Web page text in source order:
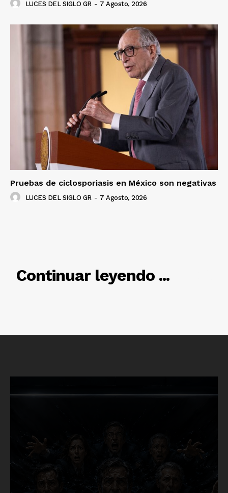
Política de privacidad
Políticas del Sitio
Información Propietaria / Financiación
Mi cuenta
LUCES DEL SIGLO GR - 7 Agosto, 2026
Pruebas de ciclosporiasis en México son negativas
LUCES DEL SIGLO GR - 7 Agosto, 2026
Continuar leyendo ...
RELACIONADO